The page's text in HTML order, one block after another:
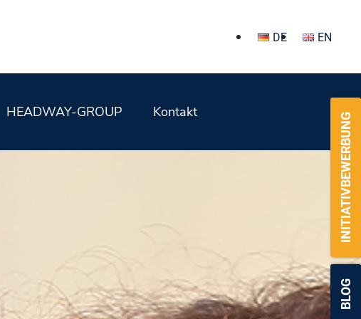
DE EN
HEADWAY-GROUP Kontakt INITIATIVBEWERBUNG
BLOG